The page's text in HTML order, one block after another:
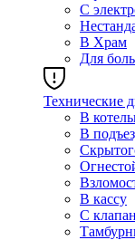
С
В Храм
Для
Технические
В
В
В кассу
С